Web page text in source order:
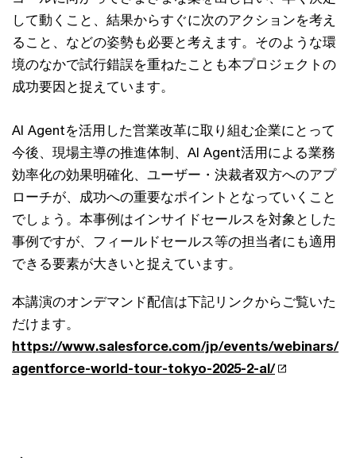
して動くこと、結果からすぐに次のアクションを考え
ること、などの姿勢も必要と考えます。そのような環
境のなかで試行錯誤を重ねたことも本プロジェクトの
成功要因と捉えています。
AI Agentを活用した営業改革に取り組む企業にとって
今後、現場主導の推進体制、AI Agent活用による業務
効率化の効果明確化、ユーザー・決裁者双方へのアプ
ローチが、成功への重要なポイントとなっていくこと
でしょう。本事例はインサイドセールスを対象とした
事例ですが、フィールドセールス等の担当者にも適用
できる要素が大きいと捉えています。
本講演のオンデマンド配信は下記リンクからご覧いた
だけます。
https://www.salesforce.com/jp/events/webinars/
agentforce-world-tour-tokyo-2025-2-al/